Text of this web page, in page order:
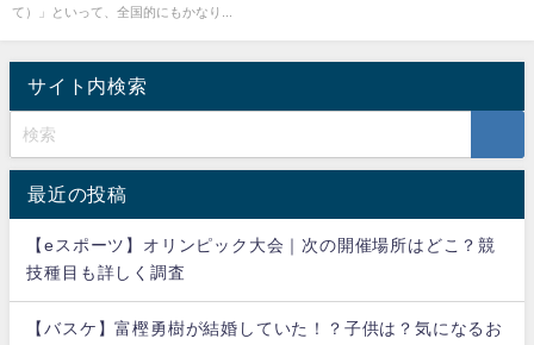
て）」といって、全国的にもかなり...
サイト内検索
最近の投稿
【eスポーツ】オリンピック大会｜次の開催場所はどこ？競
技種目も詳しく調査
【バスケ】富樫勇樹が結婚していた！？子供は？気になるお